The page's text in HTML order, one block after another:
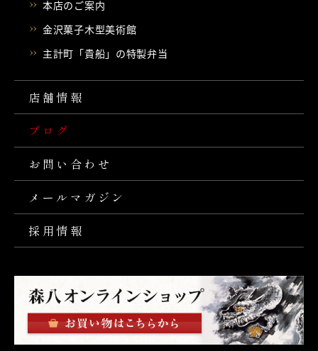
本店のご案内
金沢菓子木型美術館
主計町「貴船」の特製弁当
店舗情報
ブログ
お問い合わせ
メールマガジン
採用情報